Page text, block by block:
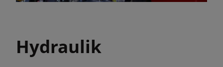
Hydraulik